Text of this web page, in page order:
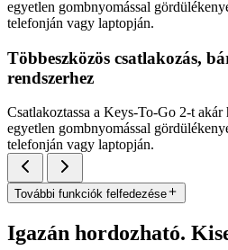
egyetlen gombnyomással
telefonján vagy laptopján.
Többeszközös csatlakozás,
rendszerhez
Csatlakoztassa a Keys-To-Go 2-t
egyetlen gombnyomással
telefonján vagy laptopján.
További funkciók felfedezése
Igazán hordozható.